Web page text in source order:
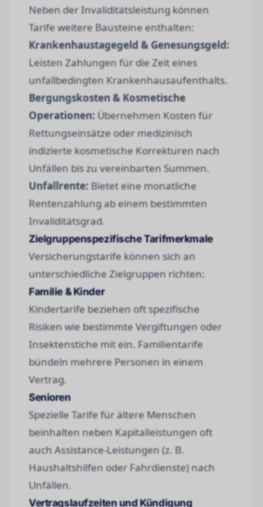
Neben der Invaliditätsleistung können
Tarife weitere Bausteine enthalten:
Krankenhaustagegeld & Genesungsgeld:
Leisten Zahlungen für die Zeit eines
unfallbedingten Krankenhausaufenthalts.
Bergungskosten & Kosmetische
Operationen:Übernehmen Kosten für
Rettungseinsätze oder medizinisch
indizierte kosmetische Korrekturen nach
Unfällen bis zu vereinbarten Summen.
Unfallrente:Bietet eine monatliche
Rentenzahlung ab einem bestimmten
Invaliditätsgrad.
Zielgruppenspezifische Tarifmerkmale
Versicherungstarife können sich an
unterschiedliche Zielgruppen richten:
Familie & Kinder
Kindertarife beziehen oft spezifische
Risiken wie bestimmte Vergiftungen oder
Insektenstiche mit ein. Familientarife
bündeln mehrere Personen in einem
Vertrag.
Senioren
Spezielle Tarife für ältere Menschen
beinhalten neben Kapitalleistungen oft
auch Assistance-Leistungen (z. B.
Haushaltshilfen oder Fahrdienste) nach
Unfällen.
Vertragslaufzeiten und Kündigung